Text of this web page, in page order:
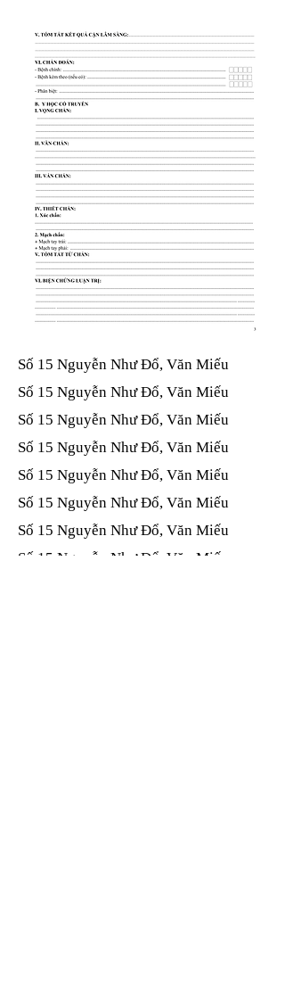
Số 15 Nguyễn Như Đổ, Văn Miếu​​​​
Số 15 Nguyễn Như Đổ, Văn Miếu​​​​
Số 15 Nguyễn Như Đổ, Văn Miếu​​​​
Số 15 Nguyễn Như Đổ, Văn Miếu​​​​
Số 15 Nguyễn Như Đổ, Văn Miếu​​​​
Số 15 Nguyễn Như Đổ, Văn Miếu​​​​
Số 15 Nguyễn Như Đổ, Văn Miếu​​​​
Số 15 Nguyễn Như Đổ, Văn Miếu​​​​